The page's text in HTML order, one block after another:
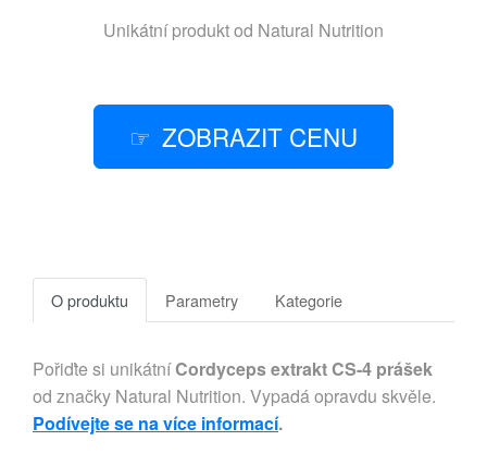
Unikátní produkt od Natural Nutrition
ZOBRAZIT CENU
O produktu Parametry Kategorie
Pořiďte si unikátníCordyceps extrakt CS-4 prášek
od značky Natural Nutrition. Vypadá opravdu skvěle.
Podívejte se na více informací.